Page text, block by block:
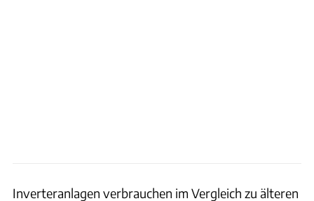
Inverteranlagen verbrauchen im Vergleich zu älteren